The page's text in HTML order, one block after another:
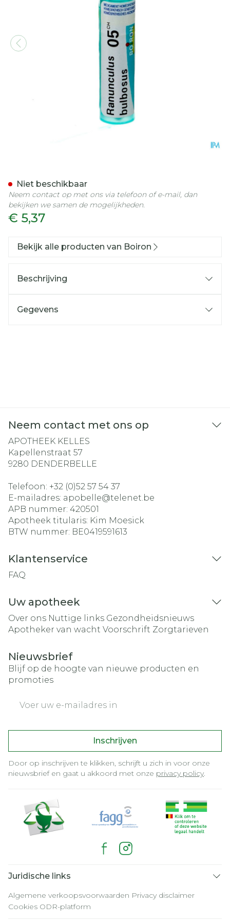
€ 5,37
Niet beschikbaar
Neem contact op met ons via telefoon of e-mail, dan
bekijken we samen de mogelijkheden.
Bekijk alle producten van Boiron
Beschrijving
Gegevens
Neem contact met ons op
APOTHEEK KELLES
Kapellenstraat 57
9280 DENDERBELLE
Telefoon: +32 (0)52 57 54 37
E-mailadres: apobelle@telenet.be
APB nummer: 420501
Apotheek titularis: Kim Moesick
BTW nummer: BE0419591613
Klantenservice
FAQ
Uw apotheek
Over ons Nuttige links Gezondheidsnieuws
Apotheker van wacht Voorschrift Zorgtarieven
Nieuwsbrief
Blijf op de hoogte van nieuwe producten en
promoties
Inschrijven
Door op inschrijven te klikken, schrijft u zich in voor onze
nieuwsbrief en gaat u akkoord met onze privacy policy.
Juridische links
Algemene verkoopsvoorwaarden Privacy disclaimer
Cookies ODR-platform